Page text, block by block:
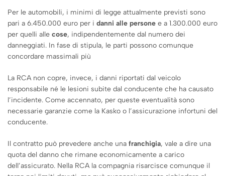
Per le automobili, i minimi di legge attualmente previsti sono
pari a 6.450.000 euro per i danni alle persone e a 1.300.000 euro
per quelli alle cose, indipendentemente dal numero dei
danneggiati. In fase di stipula, le parti possono comunque
concordare massimali più
La RCA non copre, invece, i danni riportati dal veicolo
responsabile né le lesioni subite dal conducente che ha causato
l’incidente. Come accennato, per queste eventualità sono
necessarie garanzie come la Kasko o l’assicurazione infortuni del
conducente.
Il contratto può prevedere anche una franchigia, vale a dire una
quota del danno che rimane economicamente a carico
dell’assicurato. Nella RCA la compagnia risarcisce comunque il